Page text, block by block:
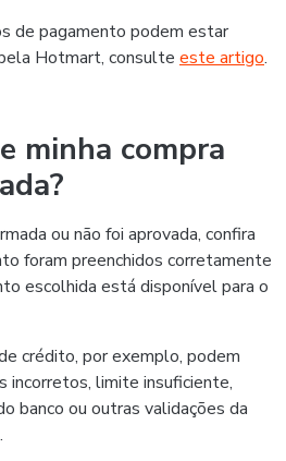
de pagamento podem estar
Hotmart, consulte este artigo.
minha compra
ou não foi aprovada, confira
foram preenchidos corretamente
escolhida está disponível para o
crédito, por exemplo, podem
incorretos, limite insuficiente,
banco ou outras validações da